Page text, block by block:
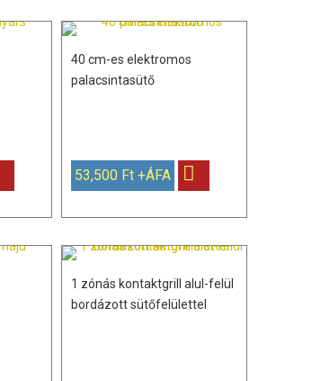
40 cm-es elektromos
palacsintasütő
53,500 Ft +ÁFA
1 zónás kontaktgrill alul-felül
bordázott sütőfelülettel